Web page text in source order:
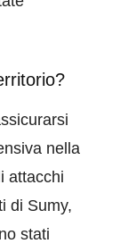
nella
attacchi
di Sumy,
stati